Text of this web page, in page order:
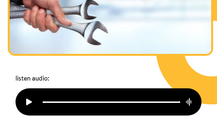
I digiuni commemorativi della distruzione del Tempio
Hanukkah
listen audio: